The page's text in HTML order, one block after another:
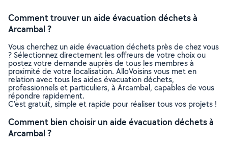
Comment trouver un aide évacuation déchets à
Arcambal ?
Vous cherchez un aide évacuation déchets près de chez vous
? Sélectionnez directement les offreurs de votre choix ou
postez votre demande auprès de tous les membres à
proximité de votre localisation. AlloVoisins vous met en
relation avec tous les aides évacuation déchets,
professionnels et particuliers, à Arcambal, capables de vous
répondre rapidement.
C’est gratuit, simple et rapide pour réaliser tous vos projets !
Comment bien choisir un aide évacuation déchets à
Arcambal ?